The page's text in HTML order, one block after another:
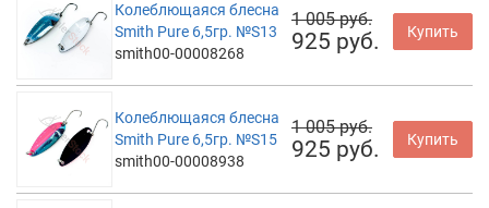
Колеблющаяся блесна
Smith Pure 6,5гр. №S13
smith00-00008268
1 005 руб.
925 руб. Купить
Колеблющаяся блесна
Smith Pure 6,5гр. №S15
smith00-00008938
1 005 руб.
925 руб. Купить